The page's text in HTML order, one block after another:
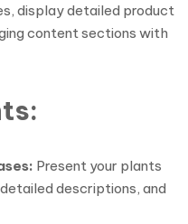
display detailed product
content sections with
Present your plants
descriptions, and